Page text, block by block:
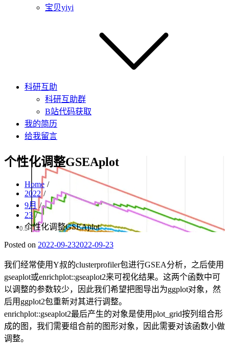
宝贝yiyi
科研互助
科研互助群
B站代码获取
我的简历
给我留言
个性化调整GSEAplot
Home
2022
9月
23
个性化调整GSEAplot
Posted on 2022-09-232022-09-23
我们经常使用Y叔的clusterprofiler包进行GSEA分析，之后使用
gseaplot或enrichplot::gseaplot2来可视化结果。这两个函数中可
以调整的参数较少，因此我们希望把图导出为ggplot对象，然
后用ggplot2包重新对其进行调整。
enrichplot::gseaplot2最后产生的对象是使用plot_grid按列组合形
成的图，我们需要组合前的图形对象，因此需要对该函数小做
调整。